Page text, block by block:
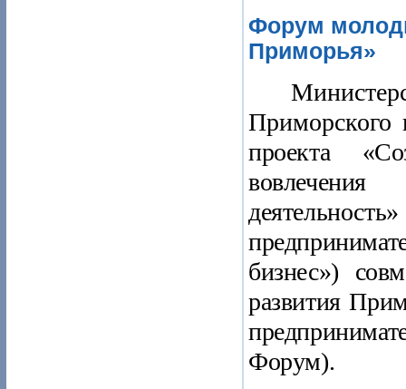
Форум
Приморья»
Приморского
проекта
бизнес»)
развития
Форум).